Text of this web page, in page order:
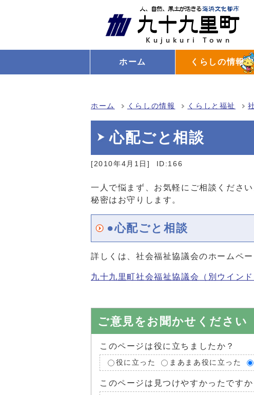
ホーム くらしの情報
ホーム くらしの情報 くらしと福祉
心配ごと相談
[2010年4月1日] ID:166
一人で悩まず、お気軽にご相談ください
秘密はお守りします。
●心配ごと相談
詳しくは、社会福祉協議会のホームペ
九十九里町社会福祉協議会 （別ウイン
ご意見をお聞かせください
このページは役に立ちましたか？
役に立った まあまあ役に立った
このページは見つけやすかったですか